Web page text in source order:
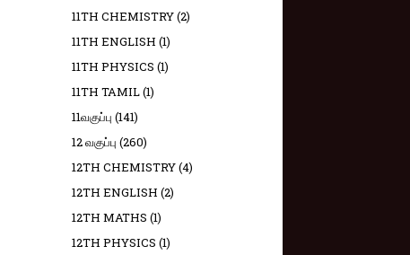
11TH CHEMISTRY(2)
11TH ENGLISH (1)
11TH PHYSICS (1)
11TH TAMIL(1)
11வகுப்பு (141)
12 வகுப்பு (260)
12TH CHEMISTRY(4)
12TH ENGLISH (2)
12TH MATHS (1)
12TH PHYSICS (1)